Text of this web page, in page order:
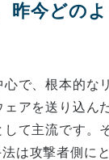
昨今どの
で、根本的な
アを送り込ん
て主流です。
は攻撃者側に